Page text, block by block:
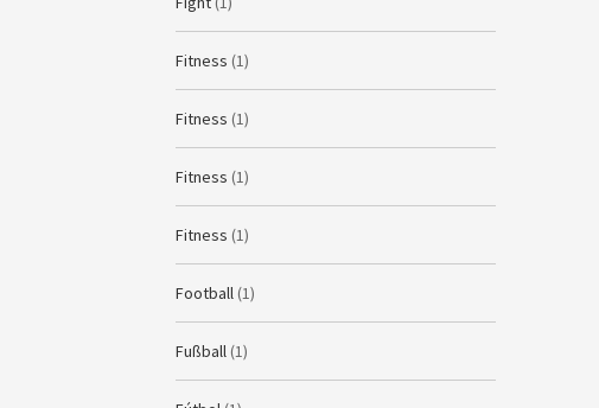
Fitness (1)
Fitness (1)
Fitness (1)
Fitness (1)
Football (1)
Fußball (1)